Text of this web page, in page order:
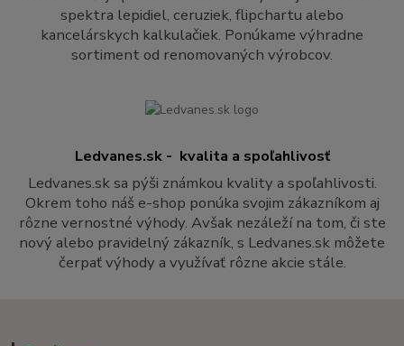
spektra lepidiel, ceruziek, flipchartu alebo
kancelárskych kalkulačiek. Ponúkame výhradne
sortiment od renomovaných výrobcov.
Ledvanes.sk - kvalita a spoľahlivosť
Ledvanes.sk sa pýši známkou kvality a spoľahlivosti.
Okrem toho náš e-shop ponúka svojim zákazníkom aj
rôzne vernostné výhody. Avšak nezáleží na tom, či ste
nový alebo pravidelný zákazník, s Ledvanes.sk môžete
čerpať výhody a využívať rôzne akcie stále.